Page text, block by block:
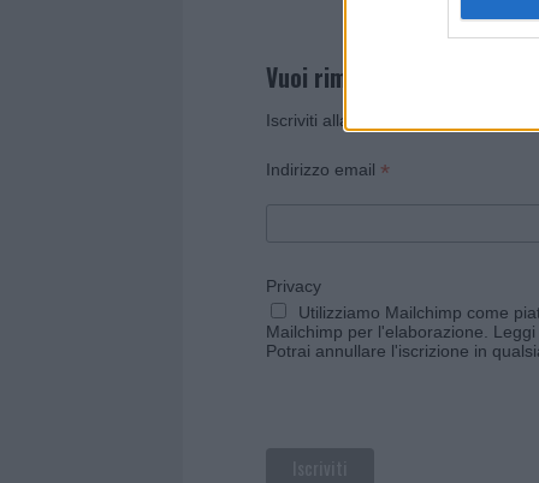
Vuoi rimanere sempre
Iscriviti alla newsletter di Gallura
Indirizzo email *
Privacy
Utilizziamo Mailchimp come
Mailchimp per l'elaborazione.
Potrai annullare l'iscrizione in